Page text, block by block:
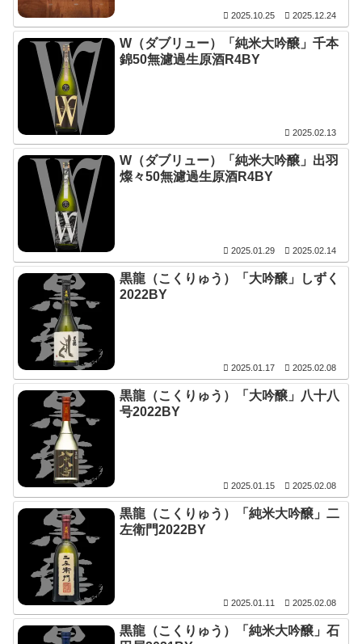
2025.10.25 2025.12.24
W（ダブリュー）「純米大吟醸」千本
錦50無濾過生原酒R4BY
2025.02.13
W（ダブリュー）「純米大吟醸」出羽
燦々50無濾過生原酒R4BY
2025.01.29 2025.02.14
黒龍（こくりゅう）「大吟醸」しずく
2022BY
2025.01.17 2025.02.08
黒龍（こくりゅう）「大吟醸」八十八
号2022BY
2025.01.15 2025.02.08
黒龍（こくりゅう）「純米大吟醸」二
左衛門2022BY
2025.01.11 2025.02.08
黒龍（こくりゅう）「純米大吟醸」石